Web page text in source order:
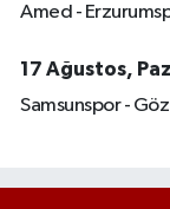
Amed -
17 Ağustos,
Samsunspor -